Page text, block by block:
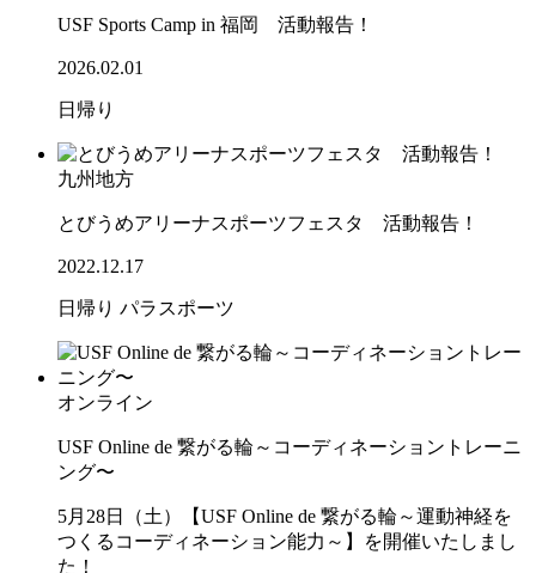
USF Sports Camp in 福岡 活動報告！
2026.02.01
日帰り
九州地方
とびうめアリーナスポーツフェスタ 活動報告！
2022.12.17
日帰り パラスポーツ
オンライン
USF Online de 繋がる輪～コーディネーショントレーニ
ング〜
5月28日（土）【USF Online de 繋がる輪～運動神経を
つくるコーディネーション能力～】を開催いたしまし
た！